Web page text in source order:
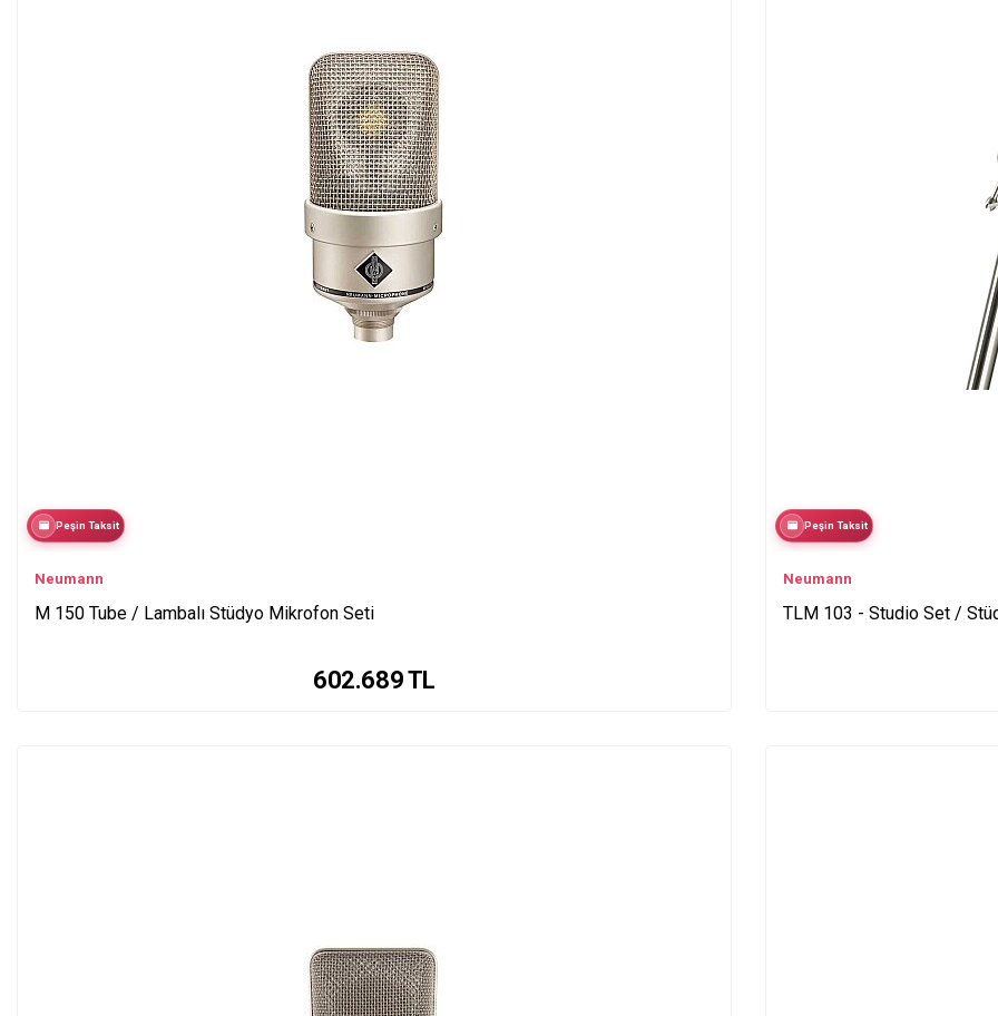
Peşin Taksit
Neumann
M 150 Tube / Lambalı Stüdyo Mikrofon Seti
602.689TL
Peşin Taksit
Neumann
TLM 103 - Studio Set /